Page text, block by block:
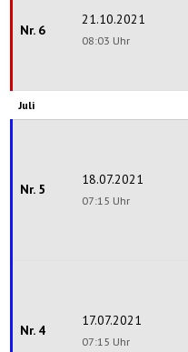
Nr. 6
21.10.2021
08:03 Uhr
Juli
Nr. 5
18.07.2021
07:15 Uhr
Nr. 4
17.07.2021
07:15 Uhr